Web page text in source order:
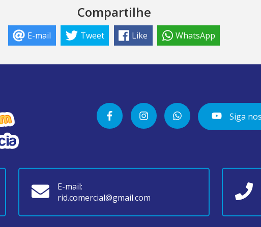
Compartilhe
E-mail Tweet Like WhatsApp
Siga
E-mail:
rid.comercial@gmail.com